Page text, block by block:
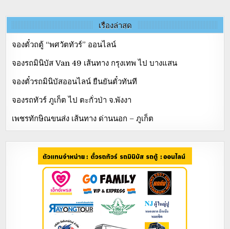
เรื่องล่าสุด
จองตั๋วถตู้ “พศวัตทัวร์” ออนไลน์
จองรถมินิบัส Van 49 เส้นทาง กรุงเทพ ไป บางแสน
จองตั๋วรถมินิบัสออนไลน์ ยืนยันตั๋วทันที
จองรถทัวร์ ภูเก็ต ไป ตะกั่วป่า จ.พังงา
เพชรทักษิณขนส่ง เส้นทาง ด่านนอก – ภูเก็ต